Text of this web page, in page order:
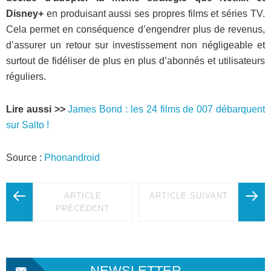
Disney+ en produisant aussi ses propres films et séries TV.
Cela permet en conséquence d’engendrer plus de revenus,
d’assurer un retour sur investissement non négligeable et
surtout de fidéliser de plus en plus d’abonnés et utilisateurs
réguliers.
Lire aussi >>James Bond : les 24 films de 007 débarquent
sur Salto !
Source : Phonandroid
ARTICLE
PRÉCÉDENT
ARTICLE SUIVANT